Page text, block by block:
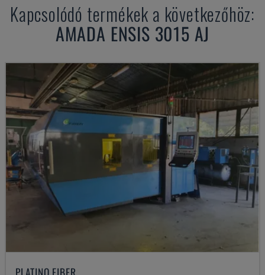
Kapcsolódó termékek a következőhöz:
AMADA ENSIS 3015 AJ